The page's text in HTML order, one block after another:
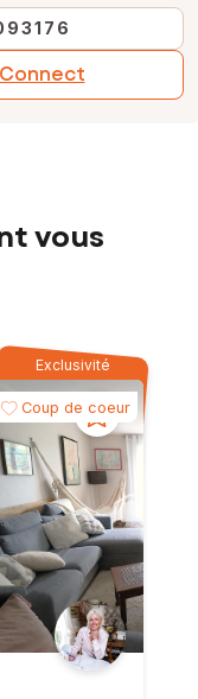
vous
Exclusivité
Coup de coeur